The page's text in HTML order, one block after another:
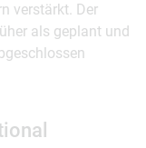
verstärkt. Der
als geplant und